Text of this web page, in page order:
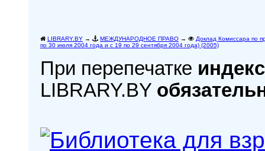
LIBRARY.BY → МЕЖДУНАРОДНОЕ ПРАВО →
Доклад Комиссара по
по 30 июля 2004 года и с 19 по 29 сентября 2004 года) (2005)
При перепечатке
LIBRARY.BY